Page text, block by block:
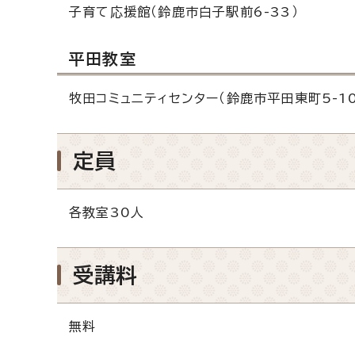
子育て応援館（鈴鹿市白子駅前6-33）
平田教室
牧田コミュニティセンター（鈴鹿市平田東町5-10
定員
各教室30人
受講料
無料